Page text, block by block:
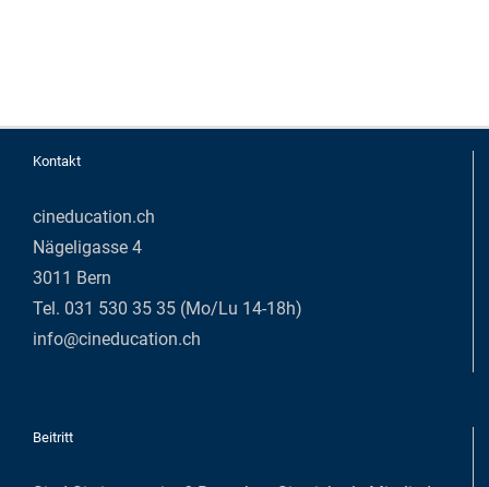
Kontakt
cineducation.ch
Nägeligasse 4
3011 Bern
Tel. 031 530 35 35 (Mo/Lu 14-18h)
info@cineducation.ch
Beitritt